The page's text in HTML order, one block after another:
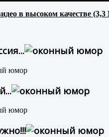
в высоком качестве